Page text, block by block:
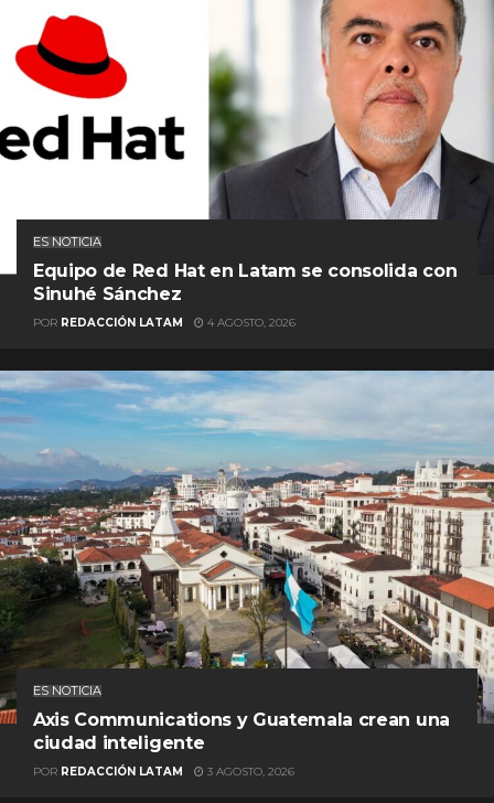
ES NOTICIA
Equipo de Red Hat en Latam se consolida con
Sinuhé Sánchez
POR REDACCIÓN LATAM 4 AGOSTO, 2026
ES NOTICIA
Axis Communications y Guatemala crean una
ciudad inteligente
POR REDACCIÓN LATAM 3 AGOSTO, 2026